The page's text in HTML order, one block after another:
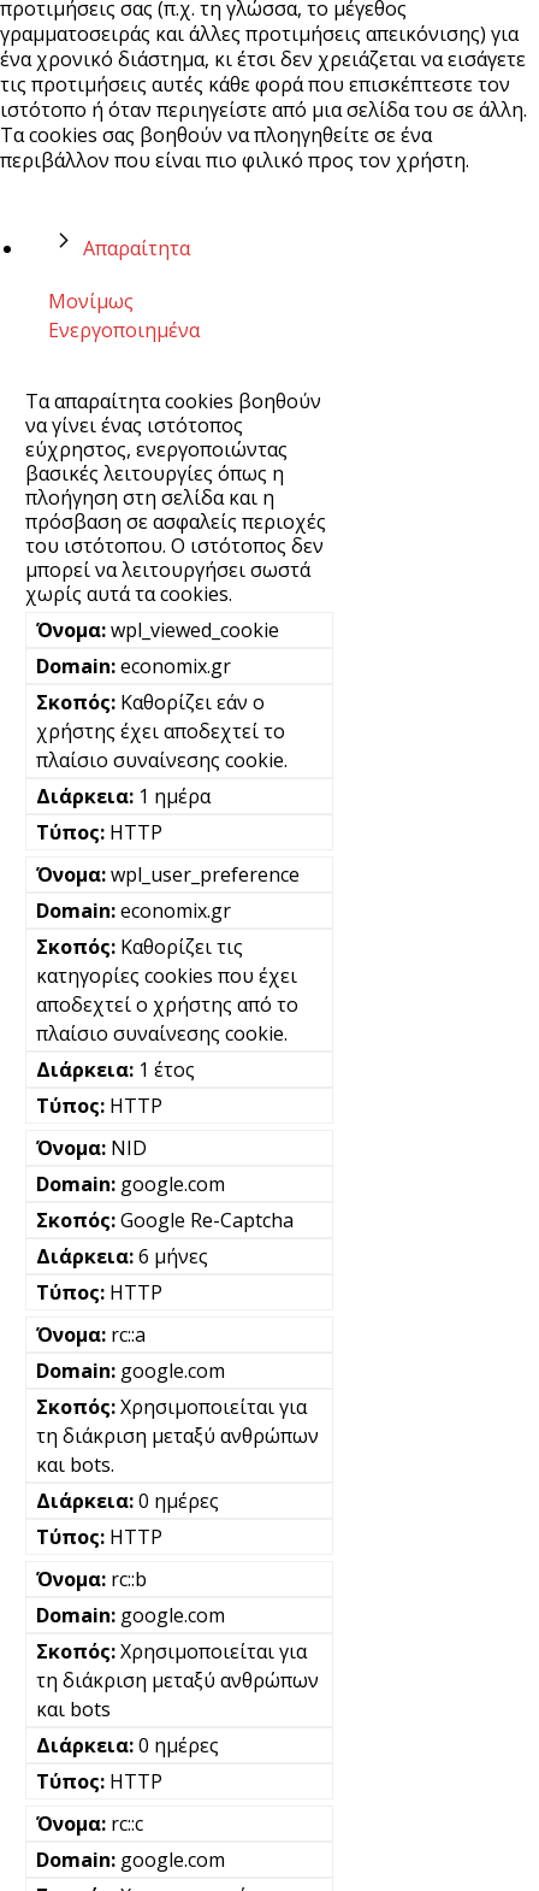
προτιμήσεις σας (π.χ. τη γλώσσα, το μέγεθος
γραμματοσειράς και άλλες προτιμήσεις απεικόνισης) για
ένα χρονικό διάστημα, κι έτσι δεν χρειάζεται να εισάγετε
τις προτιμήσεις αυτές κάθε φορά που επισκέπτεστε τον
ιστότοπο ή όταν περιηγείστε από μια σελίδα του σε άλλη.
Τα cookies σας βοηθούν να πλοηγηθείτε σε ένα
περιβάλλον που είναι πιο φιλικό προς τον χρήστη.
Απαραίτητα
Μονίμως
Ενεργοποιημένα
Τα απαραίτητα cookies βοηθούν
να γίνει ένας ιστότοπος
εύχρηστος, ενεργοποιώντας
βασικές λειτουργίες όπως η
πλοήγηση στη σελίδα και η
πρόσβαση σε ασφαλείς περιοχές
του ιστότοπου. Ο ιστότοπος δεν
μπορεί να λειτουργήσει σωστά
χωρίς αυτά τα cookies.
wpl_viewed_cookie
economix.gr
Καθορίζει εάν ο
χρήστης έχει αποδεχτεί το
πλαίσιο συναίνεσης cookie.
1 ημέρα
HTTP
wpl_user_preference
economix.gr
Καθορίζει τις
κατηγορίες cookies που έχει
αποδεχτεί ο χρήστης από το
πλαίσιο συναίνεσης cookie.
1 έτος
HTTP
NID
google.com
Google Re-Captcha
6 μήνες
HTTP
rc::a
google.com
Χρησιμοποιείται για
τη διάκριση μεταξύ ανθρώπων
και bots.
0 ημέρες
HTTP
rc::b
google.com
Χρησιμοποιείται για
τη διάκριση μεταξύ ανθρώπων
και bots
0 ημέρες
HTTP
rc::c
google.com